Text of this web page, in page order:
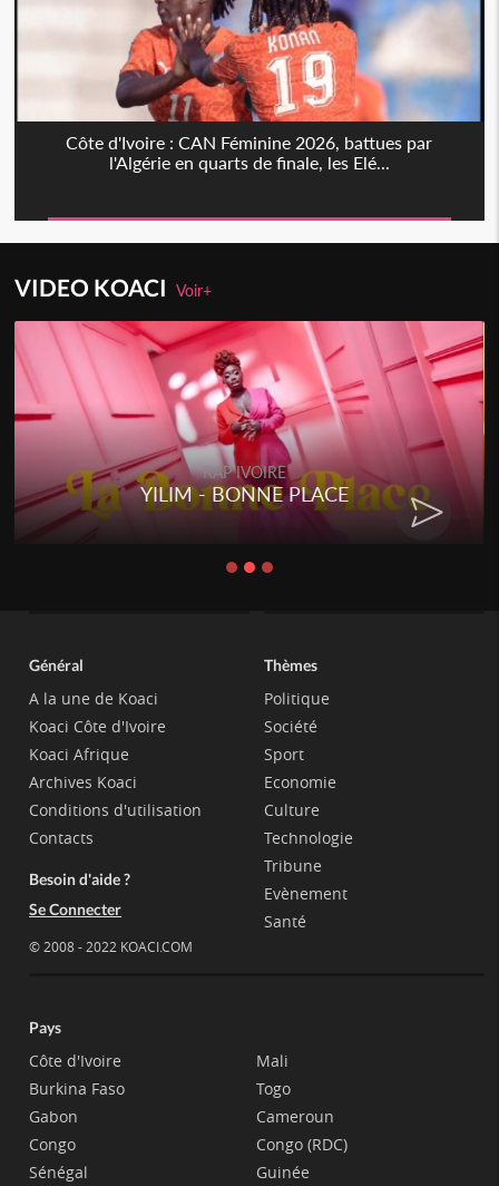
Côte d'Ivoire : CAN Féminine 2026, battues par
l'Algérie en quarts de finale, les Elé...
VIDEO KOACIVoir+
RAP IVOIRE
YILIM - BONNE PLACE
Général
A la une de Koaci
Koaci Côte d'Ivoire
Koaci Afrique
Archives Koaci
Conditions d'utilisation
Contacts
Besoin d'aide ?
Se Connecter
© 2008 - 2022 KOACI.COM
Thèmes
Politique
Société
Sport
Economie
Culture
Technologie
Tribune
Evènement
Santé
Pays
Côte d'Ivoire
Burkina Faso
Gabon
Congo
Sénégal
Mali
Togo
Cameroun
Congo (RDC)
Guinée